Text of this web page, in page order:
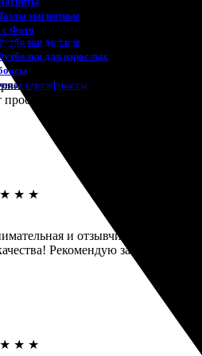
магнитные
Фото
детские
для взрослых
сертификаты
: ★ ★ ★
удивил меня своим качеством.
великолепно! Обязательно
★ ★ ★
и отзывчивая.
Рекомендую заказать, не
★ ★ ★